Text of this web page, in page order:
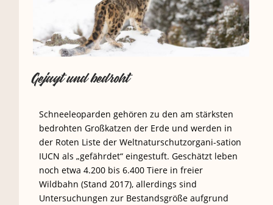
Gejagt und bedroht
Schneeleoparden gehören zu den am stärksten
bedrohten Großkatzen der Erde und werden in
der Roten Liste der Weltnaturschutzorgani-sation
IUCN als „gefährdet“ eingestuft. Geschätzt leben
noch etwa 4.200 bis 6.400 Tiere in freier
Wildbahn (Stand 2017), allerdings sind
Untersuchungen zur Bestandsgröße aufgrund